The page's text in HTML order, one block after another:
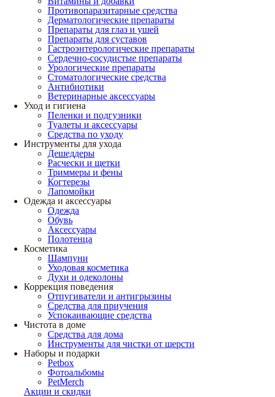
Противопаразитарные средства
Дерматологические препараты
Препараты для глаз и ушей
Препараты для суставов
Гастроэнтерологические препараты
Сердечно-сосудистые препараты
Урологические препараты
Стоматологические средства
Антибиотики
Ветеринарные аксессуары
Уход и гигиена
Пеленки и подгузники
Туалеты и аксессуары
Средства по уходу
Инструменты для ухода
Дешеддеры
Расчески и щетки
Триммеры и фены
Когтерезы
Лапомойки
Одежда и аксессуары
Одежда
Обувь
Аксессуары
Полотенца
Косметика
Шампуни
Уходовая косметика
Духи и одеколоны
Коррекция поведения
Отпугиватели и антигрызины
Средства для приучения
Успокаивающие средства
Чистота в доме
Средства для дома
Инструменты для чистки от шерсти
Наборы и подарки
Petbox
Фотоальбомы
PetMerch
Акции и скидки